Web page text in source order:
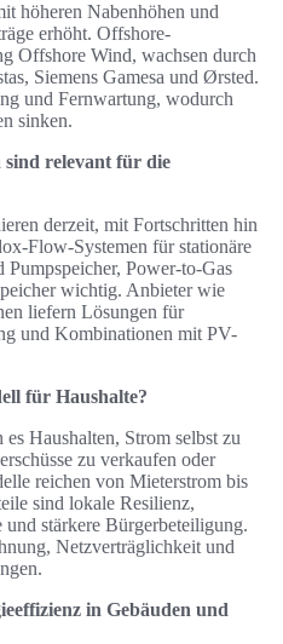
höheren Nabenhöhen und
erhöht. Offshore-
Offshore Wind, wachsen durch
Siemens Gamesa und Ørsted.
und Fernwartung, wodurch
sinken.
sind relevant für die
derzeit, mit Fortschritten hin
Flow-Systemen für stationäre
Power-to-Gas
wichtig. Anbieter wie
liefern Lösungen für
und Kombinationen mit PV-
für Haushalte?
Haushalten, Strom selbst zu
zu verkaufen oder
reichen von Mieterstrom bis
sind lokale Resilienz,
stärkere Bürgerbeteiligung.
Netzverträglichkeit und
in Gebäuden und